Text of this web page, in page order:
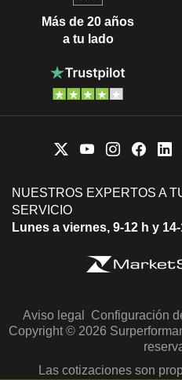
Más de 20 años
a tu lado
NUESTROS EXPERTOS A
SERVICIO
Lunes a viernes, 9-12 h y
Aviso legal Configuración
Copyright © 2026
Las cotizaciones son